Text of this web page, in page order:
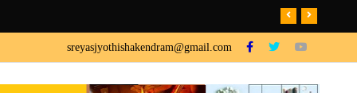
sreyasjyothishakendram@gmail.com